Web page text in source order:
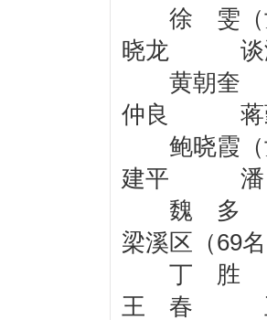
徐 雯（
晓龙 谈
黄朝
仲良 蒋
鲍晓霞（
建平
魏 多
梁溪区（69
丁
王 春 王